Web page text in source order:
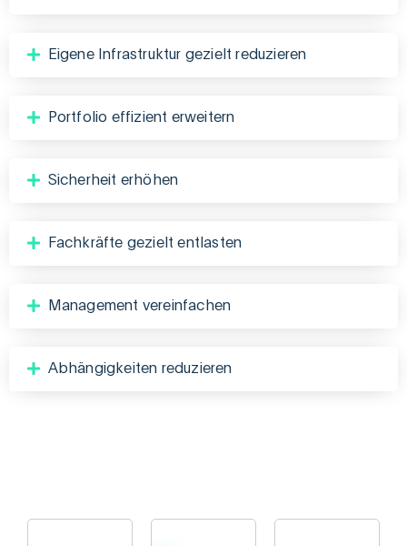
Eigene Infrastruktur gezielt reduzieren
Portfolio effizient erweitern
Sicherheit erhöhen
Fachkräfte gezielt entlasten
Management vereinfachen
Abhängigkeiten reduzieren